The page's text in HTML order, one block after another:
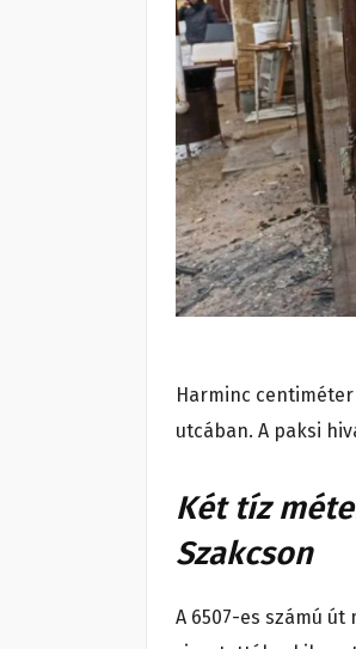
Harminc
utcában. A paksi
Két tíz
Szakcson
A 6507-es számú